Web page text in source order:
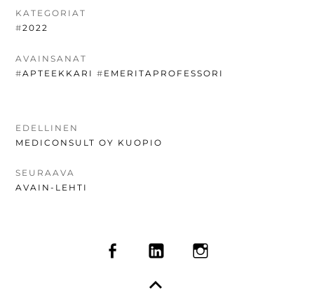
KATEGORIAT
#2022
AVAINSANAT
#APTEEKKARI # EMERITAPROFESSORI
ARTIKKELIEN
SELAUS
EDELLINEN
EDELLINEN
MEDICONSULT OY KUOPIO
SEURAAVA
SEURAAVA
AVAIN-LEHTI
SOMEVALIKKO
FACEBOOKLINKEDIN